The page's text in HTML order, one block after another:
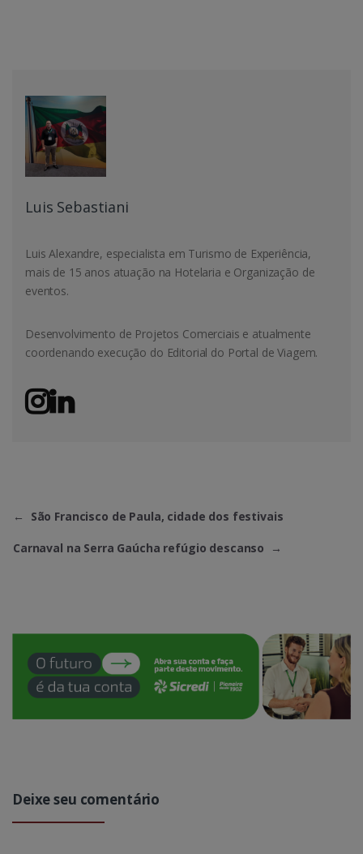
Luis Sebastiani
Luis Alexandre, especialista em Turismo de Experiência,
mais de 15 anos atuação na Hotelaria e Organização de
eventos.
Desenvolvimento de Projetos Comerciais e atualmente
coordenando execução do Editorial do Portal de Viagem.
← São Francisco de Paula, cidade dos festivais
Carnaval na Serra Gaúcha refúgio descanso →
Deixe seu comentário